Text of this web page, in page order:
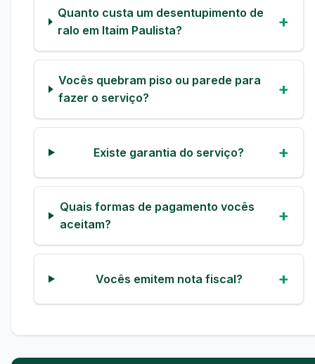
Quanto custa um desentupimento de
ralo em Itaim Paulista?
Vocês quebram piso ou parede para
fazer o serviço?
Existe garantia do serviço?
Quais formas de pagamento vocês
aceitam?
Vocês emitem nota fiscal?